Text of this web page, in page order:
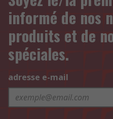
informé de nos
produits et de
spéciales.
adresse e-mail